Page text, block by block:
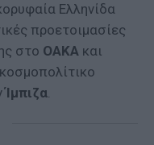
Ελληνίδα
προετοιμασίες
στο ΟΑΚΑ και
Ίμπιζα.